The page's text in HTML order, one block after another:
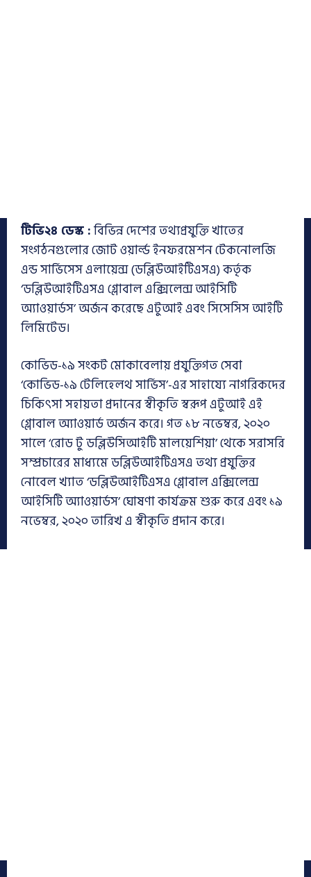
টিভি২৪ ডেস্ক :বিভিন্ন দেশের তথ্যপ্রযুক্তি খাতের
সংগঠনগুলোর জোট ওয়ার্ল্ড ইনফরমেশন টেকনোলজি
এন্ড সার্ভিসেস এলায়েন্স (ডব্লিউআইটিএসএ) কর্তৃক
‘ডব্লিউআইটিএসএ গ্লোবাল এক্সিলেন্স আইসিটি
অ্যাওয়ার্ডস’ অর্জন করেছে এটুআই এবং সিসেসিস আইটি
লিমিটেড।
কোভিড-১৯ সংকট মোকাবেলায় প্রযুক্তিগত সেবা
‘কোভিড-১৯ টেলিহেলথ সার্ভিস’-এর সাহায্যে নাগরিকদের
চিকিৎসা সহায়তা প্রদানের স্বীকৃতি স্বরূপ এটুআই এই
গ্লোবাল অ্যাওয়ার্ড অর্জন করে। গত ১৮ নভেম্বর, ২০২০
সালে ‘রোড টু ডব্লিউসিআইটি মালয়েশিয়া’ থেকে সরাসরি
সম্প্রচারের মাধ্যমে ডব্লিউআইটিএসএ তথ্য প্রযুক্তির
নোবেল খ্যাত ‘ডব্লিউআইটিএসএ গ্লোবাল এক্সিলেন্স
আইসিটি অ্যাওয়ার্ডস’ ঘোষণা কার্যক্রম শুরু করে এবং ১৯
নভেম্বর, ২০২০ তারিখ এ স্বীকৃতি প্রদান করে।